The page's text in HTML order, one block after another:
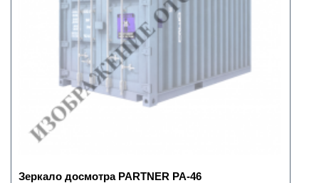
Зеркало досмотра PARTNER РА-46